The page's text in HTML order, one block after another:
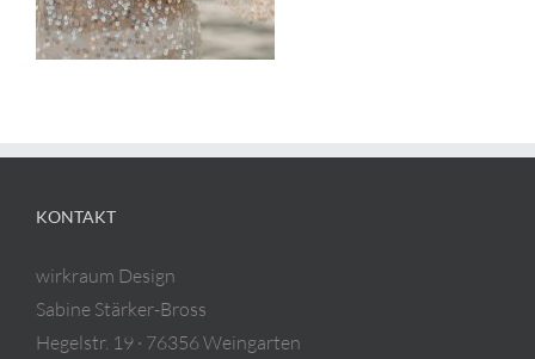
KONTAKT
wirkraum Design
Sabine Stärker-Bross
Hegelstr. 19 · 76356 Weingarten